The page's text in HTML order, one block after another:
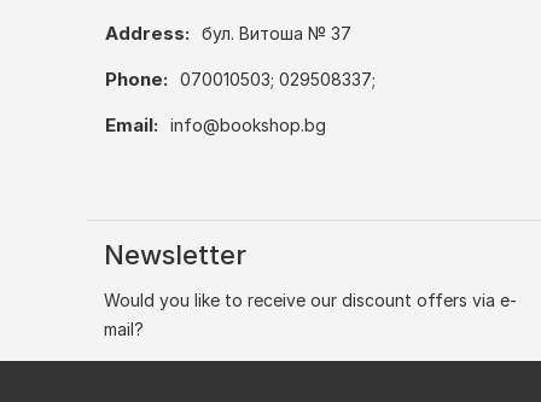
Address: бул. Витоша № 37
Phone: 070010503; 029508337;
Email: info@bookshop.bg
Newsletter
Would you like to receive our discount offers via e-
mail?